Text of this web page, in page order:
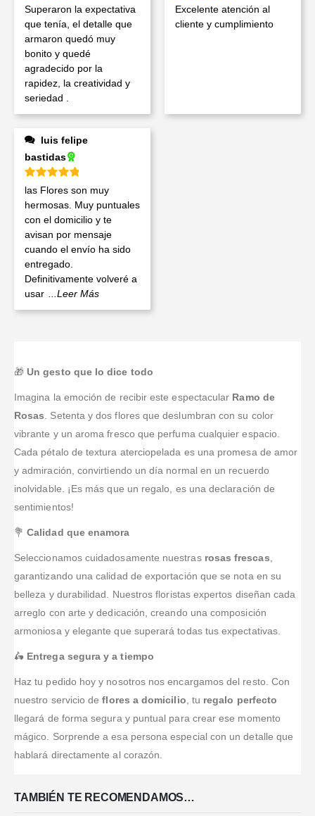
Valorado en5de 5
Superaron la expectativa
que tenía, el detalle que
armaron quedó muy
bonito y quedé
agradecido por la
rapidez, la creatividad y
seriedad .
Valorado en5de 5
Excelente atención al
cliente y cumplimiento
bastidas
Valorado en 5de 5
las Flores son muy
hermosas. Muy puntuales
con el domicilio y te
avisan por mensaje
cuando el envío ha sido
entregado.
Definitivamente volveré a
usar
...Leer Más
🎁 Un gesto que lo dice todo
Imagina la emoción de recibir este espectacular Ramo de
Rosas . Setenta y dos flores que deslumbran con su color
vibrante y un aroma fresco que perfuma cualquier espacio.
Cada pétalo de textura aterciopelada es una promesa de amor
y admiración, convirtiendo un día normal en un recuerdo
inolvidable. ¡Es más que un regalo, es una declaración de
sentimientos!
💐Calidad que enamora
Seleccionamos cuidadosamente nuestras rosas frescas
garantizando una calidad de exportación que se nota en su
belleza y durabilidad. Nuestros floristas expertos diseñan cada
arreglo con arte y dedicación, creando una composición
armoniosa y elegante que superará todas tus expectativas.
🛵 Entrega segura y a tiempo
Haz tu pedido hoy y nosotros nos encargamos del resto. Con
nuestro servicio deflores a domicilio , tu regalo perfecto
llegará de forma segura y puntual para crear ese momento
mágico. Sorprende a esa persona especial con un detalle que
hablará directamente al corazón.
TAMBIÉN TE RECOMENDAMOS…